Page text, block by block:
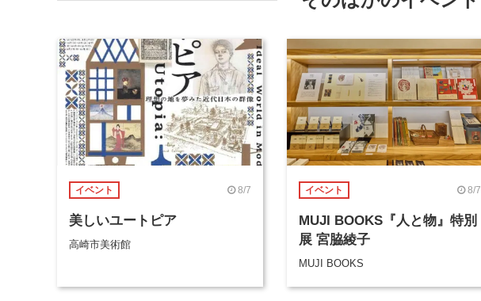
イベント 8/7
美しいユートピア
高崎市美術館
イベント 8/7
MUJI BOOKS『人と物』特別
展 宮脇綾子
MUJI BOOKS